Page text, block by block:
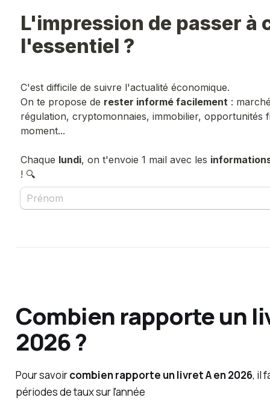
Combien rapporte un
2026 ?
Pour savoircombien rapporte un livret A en 2026, il
périodes de taux sur l'année